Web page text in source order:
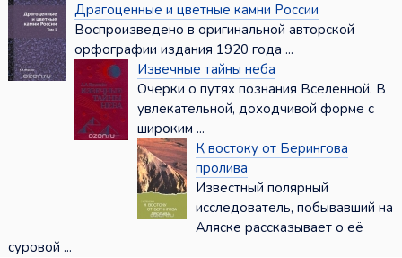
Драгоценные и цветные камни России
Воспроизведено в оригинальной авторской
орфографии издания 1920 года ...
Извечные тайны неба
Очерки о путях познания Вселенной. В
увлекательной, доходчивой форме с
широким ...
К востоку от Берингова
пролива
Известный полярный
исследователь, побывавший на
Аляске рассказывает о её
суровой ...